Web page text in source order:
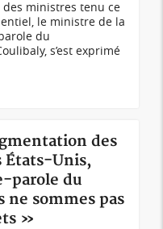
des ministres tenu ce
le ministre de la
du
s’est exprimé
des
États-Unis,
parole du
sommes pas
»